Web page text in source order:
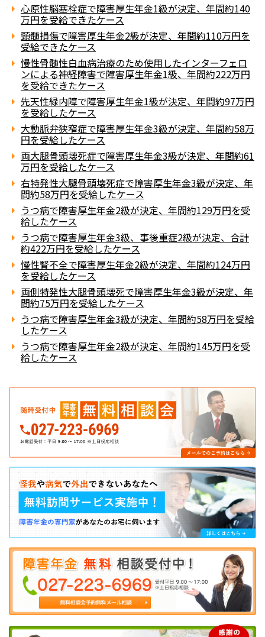
心原性脳塞栓症で障害厚生年金1級が決定、年間約140
万円を受給できたケース
頸髄損傷で障害厚生年金2級が決定、年間約110万円を
受給できたケース
慢性骨髄性白血病治療のため使用したインターフェロ
ンによる神経障害で障害厚生年金1級、年間約222万円
を受給できたケース
先天性緑内障で障害厚生年金1級が決定、年間約97万円
を受給したケース
大動脈弁狭窄症で障害厚生年金3級が決定、年間約58万
円を受給したケース
両大腿骨頭壊死症で障害厚生年金3級が決定、年間約61
万円を受給したケース
右特発性大腿骨頭壊死症で障害厚生年金3級が決定、年
間約58万円を受給したケース
うつ病で障害厚生年金2級が決定、年間約129万円を受
給したケース
うつ病で障害厚生年金3級、事後重症2級が決定、合計
約422万円を受給したケース
慢性腎不全で障害厚生年金2級が決定、年間約124万円
を受給したケース
両側特発性大腿骨頭壊死で障害厚生年金3級が決定、年
間約75万円を受給したケース
うつ病で障害厚生年金3級が決定、年間約58万円を受給
したケース
うつ病で障害厚生年金2級が決定、年間約145万円を受
給したケース